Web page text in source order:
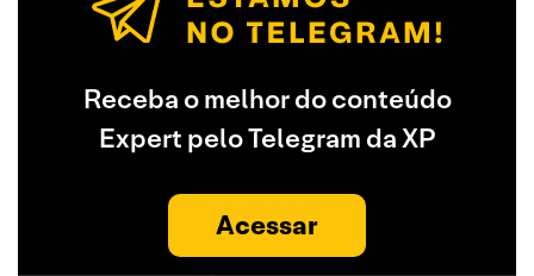
Receba o melhor do conteúdo
Expert pelo Telegram da XP
Acessar